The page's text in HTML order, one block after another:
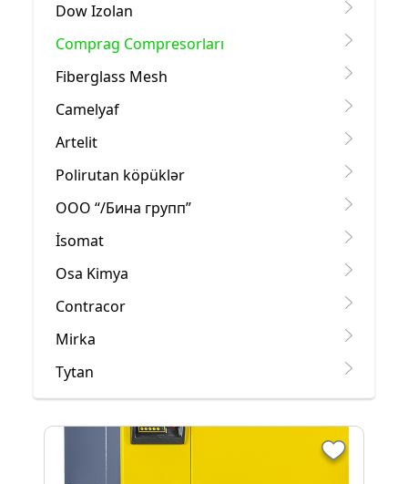
Dow Izolan
Comprag Compresorları
Fiberglass Mesh
Camelyaf
Artelit
Polirutan köpüklər
OOO “/Бина групп”
İsomat
Osa Kimya
Contracor
Mirka
Tytan